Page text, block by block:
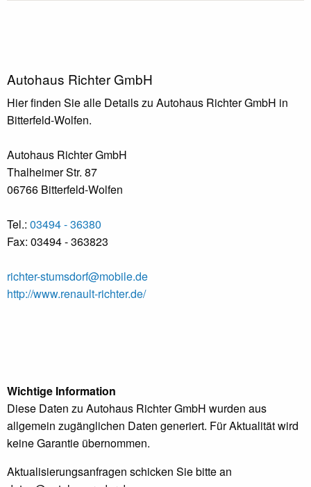
Autohaus Richter GmbH
Hier finden Sie alle Details zu Autohaus Richter GmbH in
Bitterfeld-Wolfen.
Autohaus Richter GmbH
Thalheimer Str. 87
06766 Bitterfeld-Wolfen
Tel.: 03494 - 36380
Fax: 03494 - 363823
richter-stumsdorf@mobile.de
http://www.renault-richter.de/
Wichtige Information
Diese Daten zu Autohaus Richter GmbH wurden aus
allgemein zugänglichen Daten generiert. Für Aktualität wird
keine Garantie übernommen.
Aktualisierungsanfragen schicken Sie bitte an